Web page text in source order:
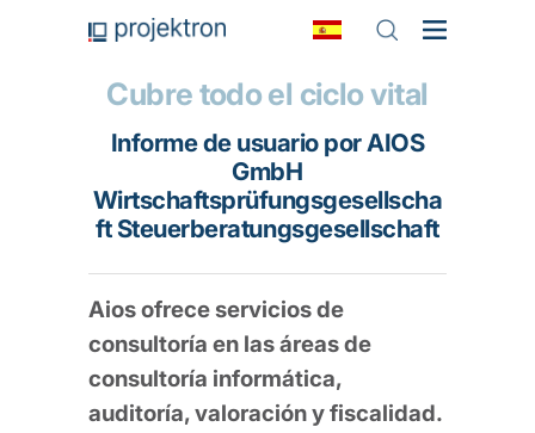
Cubre todo el ciclo vital
Informe de usuario por AIOS
GmbH
Wirtschaftsprüfungsgesellscha
ft Steuerberatungsgesellschaft
Aios ofrece servicios de
consultoría en las áreas de
consultoría informática,
auditoría, valoración y fiscalidad.